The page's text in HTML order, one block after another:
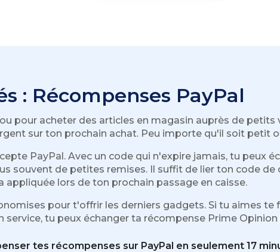
: Récompenses PayPal
pour acheter des articles en magasin auprès de petits
sur ton prochain achat. Peu importe qu'il soit petit
PayPal. Avec un code qui n'expire jamais, tu peux
souvent de petites remises. Il suffit de lier ton code de
lors de ton prochain passage en caisse.
pour t'offrir les derniers gadgets. Si tu aimes te
tu peux échanger ta récompense Prime
tes récompenses sur PayPal en seulement 17